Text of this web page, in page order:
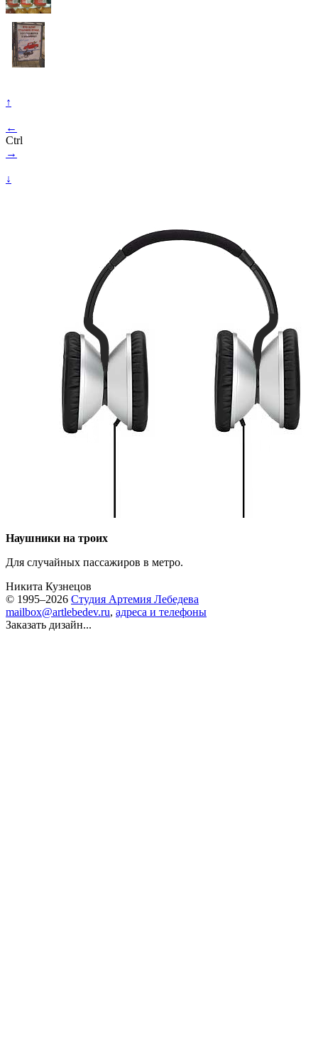
↑
←
Ctrl
→
↓
Наушники на троих
Для случайных пассажиров в метро.
Никита Кузнецов
© 1995–2026 Студия Артемия Лебедева
mailbox@artlebedev.ru, адреса и телефоны
Заказать дизайн...